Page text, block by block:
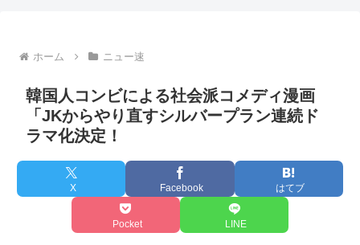
ホーム ニュー速
韓国人コンビによる社会派コメディ漫画
「JKからやり直すシルバープラン連続ド
ラマ化決定！
X Facebook はてブ
Pocket LINE